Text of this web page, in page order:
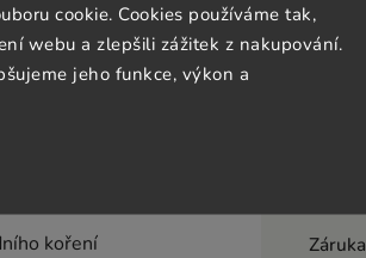
cookie. Cookies používáme tak,
webu a zlepšili zážitek z nakupování.
jeho funkce, výkon a
klasické
koření
Záruka